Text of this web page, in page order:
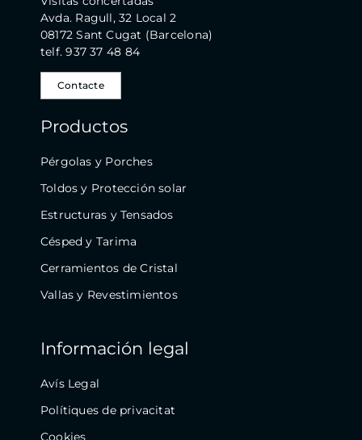
Avda. Ragull, 32 Local 2
08172 Sant Cugat (Barcelona)
telf. 937 37 48 84
Contacte
Productos
Pérgolas y Porches
Toldos y Protección solar
Estructuras y Tensados
Césped y Tarima
Cerramientos de Cristal
Vallas y Revestimientos
Información legal
Avís Legal
Polítiques de privacitat
Cookies